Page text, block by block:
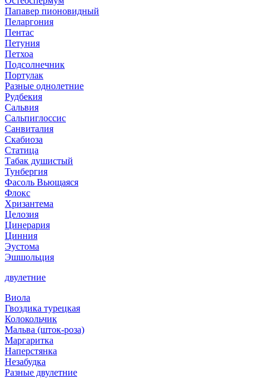
Папавер пионовидный
Пеларгония
Пентас
Петуния
Петхоа
Подсолнечник
Портулак
Разные однолетние
Рудбекия
Сальвия
Сальпиглоссис
Санвиталия
Скабиоза
Статица
Табак душистый
Тунбергия
Фасоль Вьющаяся
Флокс
Хризантема
Целозия
Цинерария
Цинния
Эустома
Эшшольция
двулетние
Виола
Гвоздика турецкая
Колокольчик
Мальва (шток-роза)
Маргаритка
Наперстянка
Незабудка
Разные двулетние